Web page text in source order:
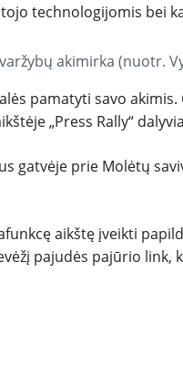
technologijomis bei
varžybų akimirka (nuotr.
pamatyti savo akimis.
„Press Rally“
gatvėje prie Molėtų
aikštę įveikti
pajudės pajūrio link,